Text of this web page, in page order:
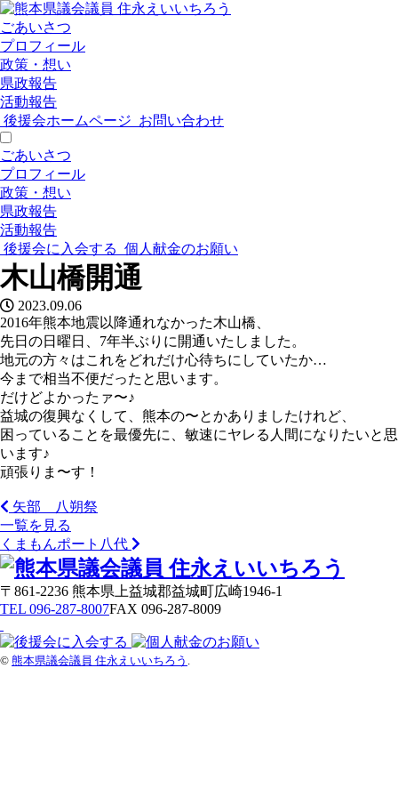
ごあいさつ
プロフィール
政策・想い
県政報告
活動報告
後援会ホームページ お問い合わせ
ごあいさつ
プロフィール
政策・想い
県政報告
活動報告
後援会に入会する 個人献金のお願い
木山橋開通
2023.09.06
2016年熊本地震以降通れなかった木山橋、
先日の日曜日、7年半ぶりに開通いたしました。
地元の方々はこれをどれだけ心待ちにしていたか…
今まで相当不便だったと思います。
だけどよかったァ〜♪
益城の復興なくして、熊本の〜とかありましたけれど、
困っていることを最優先に、敏速にヤレる人間になりたいと思
います♪
頑張りま〜す！
矢部 八朔祭
一覧を見る
くまもんポート八代
〒861-2236 熊本県上益城郡益城町広崎1946-1
TEL 096-287-8007FAX 096-287-8009
© 熊本県議会議員 住永えいいちろう .